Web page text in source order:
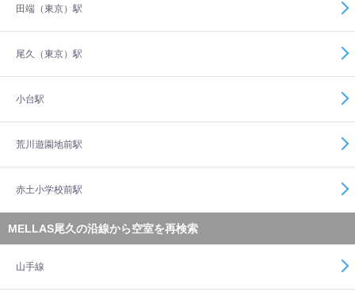
田端（東京）駅
尾久（東京）駅
小台駅
荒川遊園地前駅
赤土小学校前駅
MELLAS尾久の沿線から空室を再検索
山手線